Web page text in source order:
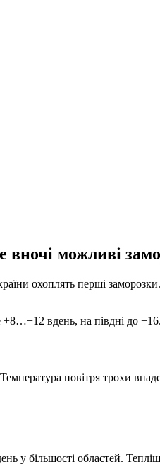
вночі можливі
охоплять перші
вдень, на півдні до
повітря трохи
у більшості областей.